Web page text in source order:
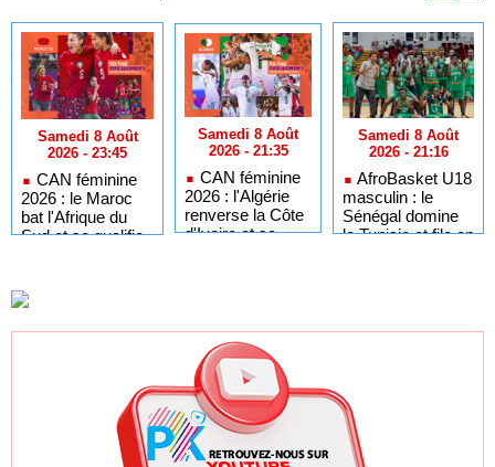
Samedi 8 Août
2026 - 23:45
CAN féminine
2026 : le Maroc
bat l'Afrique du
Sud et se qualifie
Samedi 8 Août
2026 - 21:35
CAN féminine
2026 : l'Algérie
renverse la Côte
d'Ivoire et se
Samedi 8 Août
2026 - 21:16
AfroBasket U18
masculin : le
Sénégal domine
la Tunisie et file en